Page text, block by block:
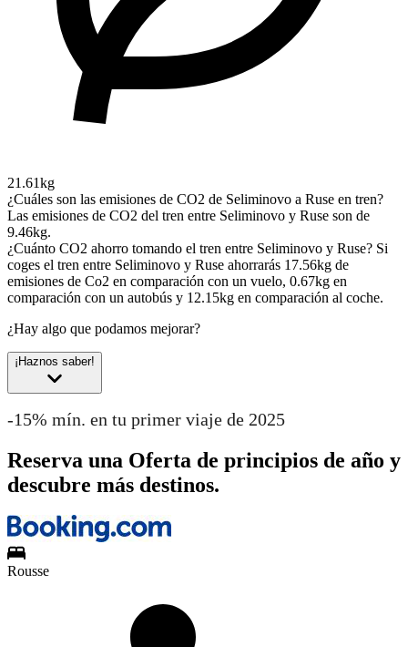
21.61kg
¿Cuáles son las emisiones de CO2 de Seliminovo a Ruse en tren?
Las emisiones de CO2 del tren entre Seliminovo y Ruse son de
9.46kg.
¿Cuánto CO2 ahorro tomando el tren entre Seliminovo y Ruse? Si
coges el tren entre Seliminovo y Ruse ahorrarás 17.56kg de
emisiones de Co2 en comparación con un vuelo, 0.67kg en
comparación con un autobús y 12.15kg en comparación al coche.
¿Hay algo que podamos mejorar?
¡Haznos saber!
-15% mín. en tu primer viaje de 2025
Reserva una Oferta de principios de año y
descubre más destinos.
Rousse